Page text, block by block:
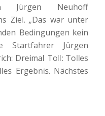
Jürgen Neuhoff
Ziel. „Das war unter
Bedingungen kein
Startfahrer Jürgen
Dreimal Toll: Tolles
Ergebnis. Nächstes